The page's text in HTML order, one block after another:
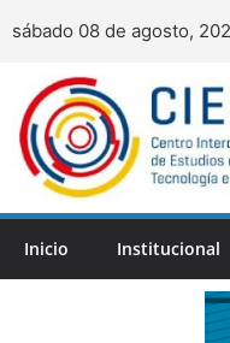
sábado 08 de agosto,
Inicio Institucional